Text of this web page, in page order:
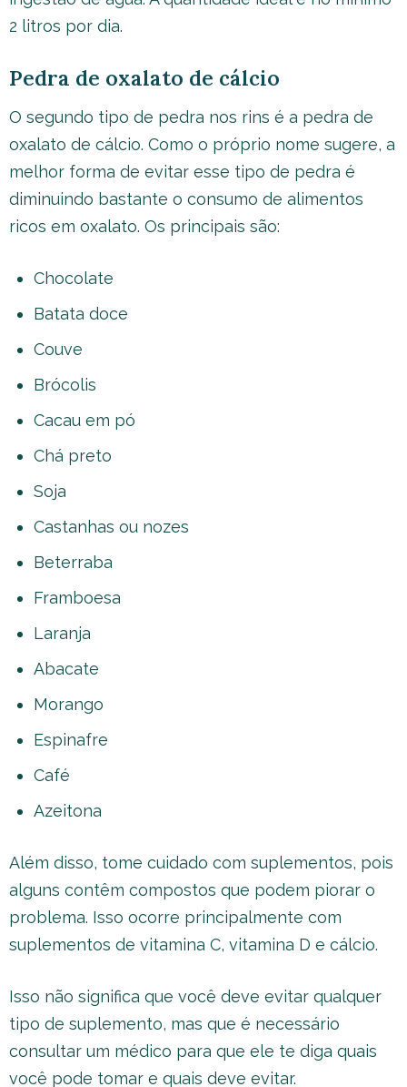
2 litros por dia.
Pedra de oxalato de cálcio
O segundo tipo de pedra nos rins é a pedra de
oxalato de cálcio. Como o próprio nome sugere, a
melhor forma de evitar esse tipo de pedra é
diminuindo bastante o consumo de alimentos
ricos em oxalato. Os principais são:
Chocolate
Batata doce
Couve
Brócolis
Cacau em pó
Chá preto
Soja
Castanhas ou nozes
Beterraba
Framboesa
Laranja
Abacate
Morango
Espinafre
Café
Azeitona
Além disso, tome cuidado com suplementos, pois
alguns contêm compostos que podem piorar o
problema. Isso ocorre principalmente com
suplementos de vitamina C, vitamina D e cálcio.
Isso não significa que você deve evitar qualquer
tipo de suplemento, mas que é necessário
consultar um médico para que ele te diga quais
você pode tomar e quais deve evitar.